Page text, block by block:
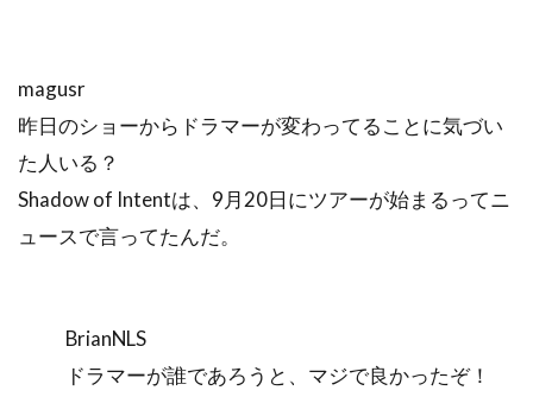
magusr
昨日のショーからドラマーが変わってることに気づい
た人いる？
Shadow of Intentは、9月20日にツアーが始まるってニ
ュースで言ってたんだ。
BrianNLS
ドラマーが誰であろうと、マジで良かったぞ！